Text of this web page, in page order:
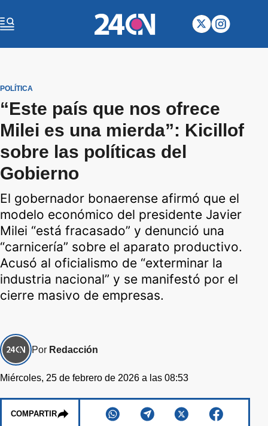
POLÍTICA
“Este país que nos ofrece
Milei es una mierda”: Kicillof
sobre las políticas del
Gobierno
El gobernador bonaerense afirmó que el
modelo económico del presidente Javier
Milei “está fracasado” y denunció una
“carnicería” sobre el aparato productivo.
Acusó al oficialismo de “exterminar la
industria nacional” y se manifestó por el
cierre masivo de empresas.
Por Redacción
Miércoles, 25 de febrero de 2026 a las 08:53
COMPARTIR